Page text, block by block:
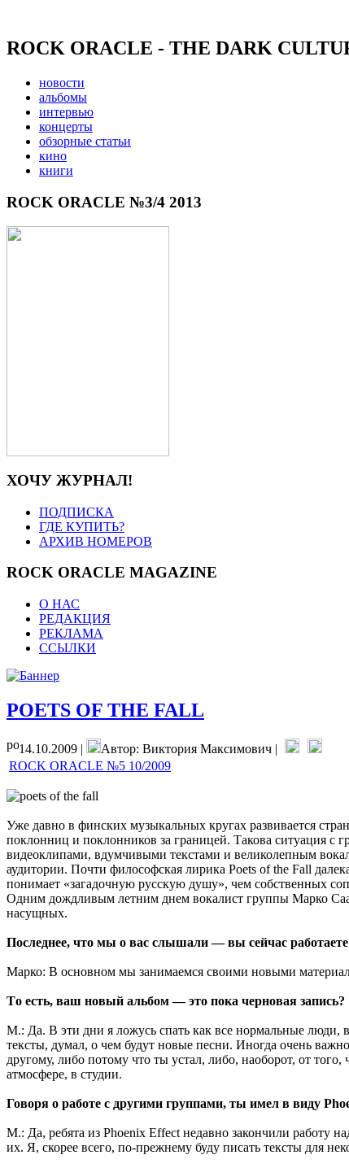
ROCK ORACLE - THE DARK
новости
альбомы
интервью
концерты
обзорные статьи
кино
книги
ROCK ORACLE №3/4 2013
ХОЧУ ЖУРНАЛ!
ПОДПИСКА
ГДЕ КУПИТЬ?
АРХИВ НОМЕРОВ
ROCK ORACLE MAGAZINE
О НАС
РЕДАКЦИЯ
РЕКЛАМА
ССЫЛКИ
POETS OF THE FALL
14.10.2009 |
Автор: Виктория Максимович |
ROCK ORACLE №5 10/2009
Уже давно в финских музыкальных кругах развивается
поклонниц и поклонников за границей. Такова ситуация с
видеоклипами, вдумчивыми текстами и великолепным
аудитории. Почти философская лирика Poets of the Fall
понимает «загадочную русскую душу», чем собственных
Одним дождливым летним днем вокалист группы Марко
насущных.
Последнее, что мы о вас слышали — вы сейчас
Марко: В основном мы занимаемся своими новыми
Tо есть, ваш новый альбом — это пока черновая запись?
М.: Да. В эти дни я ложусь спать как все нормальные
тексты, думал, о чем будут новые песни. Иногда очень
другому, либо потому что ты устал, либо, наоборот, от
атмосфере, в студии.
Говоря о работе с другими группами, ты имел в виду
М.: Да, ребята из Phoenix Effect недавно закончили работу
их. Я, скорее всего, по-прежнему буду писать тексты для